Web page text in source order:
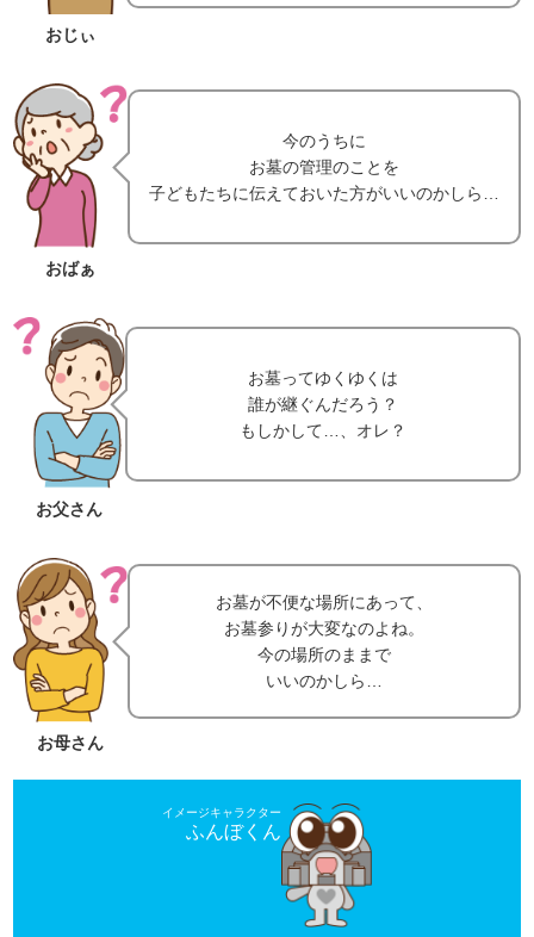
おじぃ
おばぁ
今のうちに
お墓の管理のことを
子どもたちに伝えておいた方がいいのかしら…
お父さん
お墓ってゆくゆくは
誰が継ぐんだろう？
もしかして…、オレ？
お母さん
お墓が不便な場所にあって、
お墓参りが大変なのよね。
今の場所のままで
いいのかしら…
イメージキャラクター
ふんぼくん